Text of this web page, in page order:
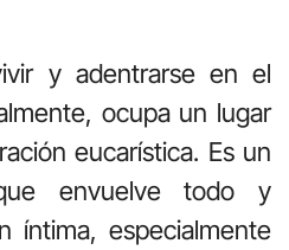
y adentrarse en el
ocupa un lugar
eucarística. Es un
envuelve todo y
íntima, especialmente